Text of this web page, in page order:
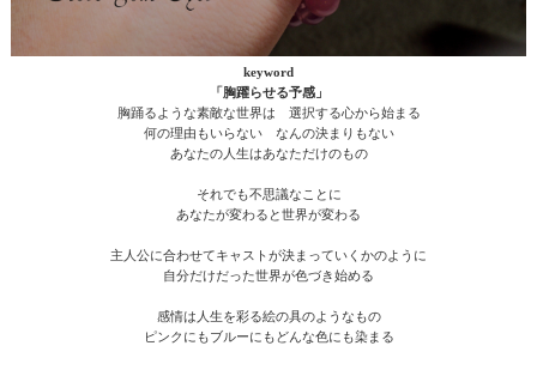
keyword
「胸躍らせる予感」
胸踊るような素敵な世界は 選択する心から始まる
何の理由もいらない なんの決まりもない
あなたの人生はあなただけのもの
それでも不思議なことに
あなたが変わると世界が変わる
主人公に合わせてキャストが決まっていくかのように
自分だけだった世界が色づき始める
感情は人生を彩る絵の具のようなもの
ピンクにもブルーにもどんな色にも染まる